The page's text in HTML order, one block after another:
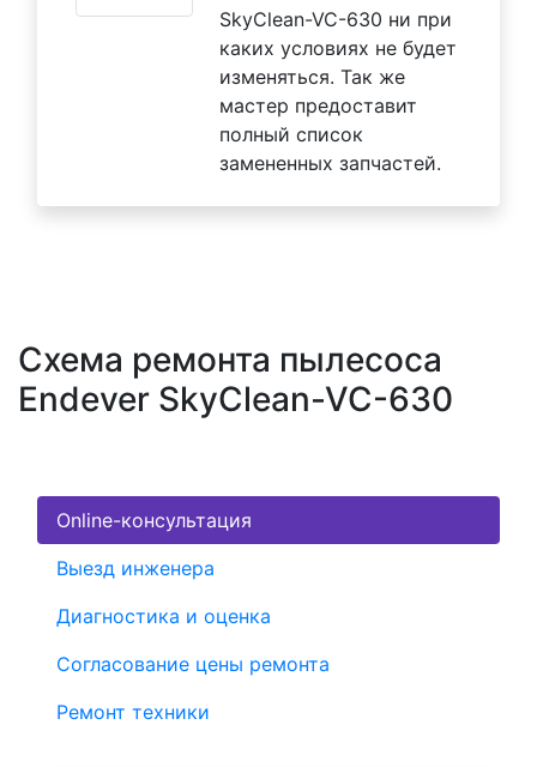
SkyClean-VC-630 ни при
каких условиях не будет
изменяться. Так же
мастер предоставит
полный список
замененных запчастей.
Схема ремонта пылесоса
Endever SkyClean-VC-630
Online-консультация
Выезд инженера
Диагностика и оценка
Согласование цены ремонта
Ремонт техники